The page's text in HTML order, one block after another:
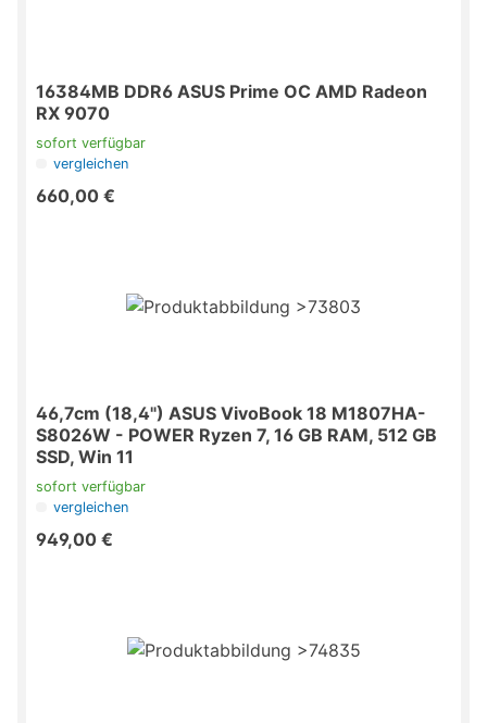
16384MB DDR6 ASUS Prime OC AMD Radeon
RX 9070
sofort verfügbar
vergleichen
660,00 €
46,7cm (18,4") ASUS VivoBook 18 M1807HA-
S8026W - POWER Ryzen 7, 16 GB RAM, 512 GB
SSD, Win 11
sofort verfügbar
vergleichen
949,00 €